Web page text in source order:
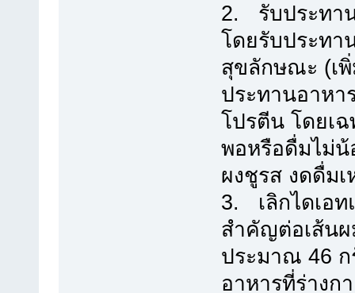
2. รับประทา
โดยรับประทา
สุขลักษณะ (เ
ประทานอาหา
โปรตีน โดยเ
พอหรือดื่มไม่น้
ผงชูรส งดดื่ม
3. เลิกไดเอท
สำคัญต่อเส้นผ
ประมาณ 46
อาหารที่ร่างก